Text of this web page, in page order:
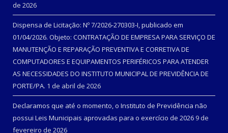
de 2026
Dispensa de Licitação: Nº 7/2026-270303-I, publicado em
01/04/2026. Objeto: CONTRATAÇÃO DE EMPRESA PARA SERVIÇO DE
MANUTENÇÃO E REPARAÇÃO PREVENTIVA E CORRETIVA DE
COMPUTADORES E EQUIPAMENTOS PERIFÉRICOS PARA ATENDER
AS NECESSIDADES DO INSTITUTO MUNICIPAL DE PREVIDÊNCIA DE
PORTE/PA. 1 de abril de 2026
Declaramos que até o momento, o Instituto de Previdência não
possui Leis Municipais aprovadas para o exercício de 2026 9 de
fevereiro de 2026